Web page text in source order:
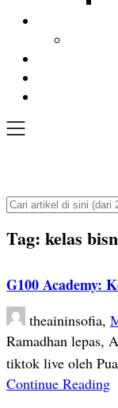
Search
Tag: kelas
G100 Academy:
theaininsofia,
Ramadhan lepas,
tiktok live oleh
Continue Reading